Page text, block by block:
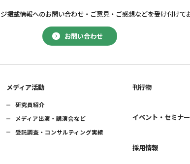
お問い合わせ
掲載情報へのお問い合わせ・ ご意見・ご感想などを受け付けて
メディア活動
研究員紹介
メディア出演・講演会など
受託調査・コンサルティング実績
刊行物
イベント・セミナー
採用情報